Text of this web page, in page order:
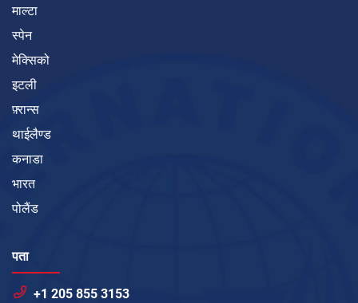
माल्टा
स्पेन
मेक्सिको
इटली
फ़्रान्स
थाईलैण्ड
कनाडा
भारत
पोलैंड
पता
+1 205 855 3153